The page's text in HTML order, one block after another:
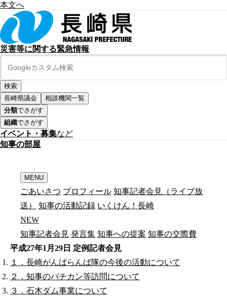
本文へ
災害等に関する緊急情報
長崎県議会
相談機関一覧
分類でさがす
組織でさがす
イベント・募集など
知事の部屋
MENU
ごあいさつ プロフィール 知事記者会見（ライブ放
送）
知事の活動記録 いくけん！長崎
NEW
知事記者会見 発言集 知事への提案 知事の交際費
平成27年1月29日 定例記者会見
１．長崎がんばらんば隊の今後の活動について
２．知事のバチカン等訪問について
３．石木ダム事業について